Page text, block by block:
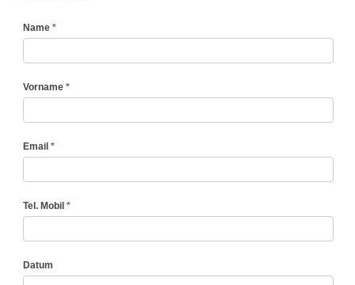
Teil
2:
SiTul
Name *
Vorname *
Email *
Tel. Mobil *
Datum